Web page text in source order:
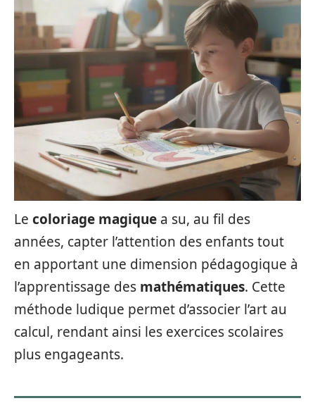
Le coloriage magique a su, au fil des
années, capter l’attention des enfants tout
en apportant une dimension pédagogique à
l’apprentissage des mathématiques. Cette
méthode ludique permet d’associer l’art au
calcul, rendant ainsi les exercices scolaires
plus engageants.